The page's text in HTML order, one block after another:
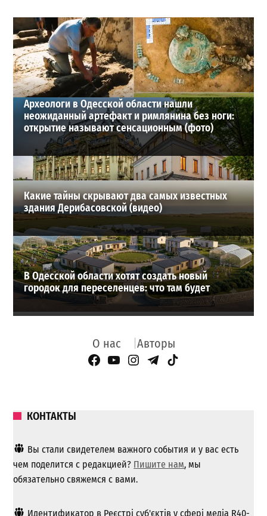
Шезлонги, бунгало и VIP-зоны: сколько придется
заплатить за отдых в Аркадии
3
21-07-2026 в 19:23
ВИБОР РЕДАКЦИИ
Археологи в Одесской области нашли
неожиданный артефакт и римлянина без ноги:
открытие называют сенсационным (фото)
Какие тайны скрывают два самых известных
здания Дерибасовской (видео)
В Одесской области хотят создать новый
городок для переселенцев: что там будет
О нас Авторы
Facebook Page
YouTube
Instagram
Telegram
TikTok
КОНТАКТЫ
Вы стали свидетелем важного события и у вас есть
чем поделится с редакцией? Пишите нам, мы
обязательно свяжемся с вами.
Идентификатор в Реєстрі суб'єктів у сфері медіа R40-